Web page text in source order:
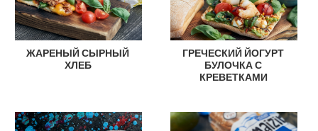
ЖАРЕНЫЙ СЫРНЫЙ
ХЛЕБ
ГРЕЧЕСКИЙ ЙОГУРТ
БУЛОЧКА С
КРЕВЕТКАМИ